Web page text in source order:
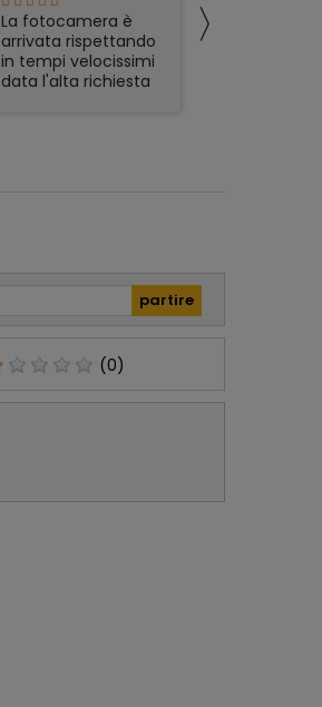
La fotocamera è
arrivata rispettando
in tempi velocissimi
data l'alta richiesta
〉
(0)